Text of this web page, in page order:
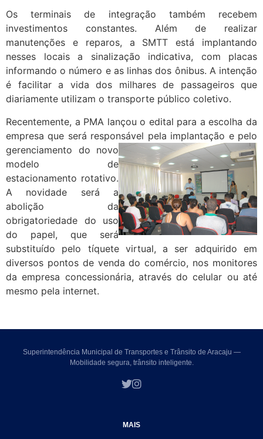
Os terminais de integração também recebem
investimentos constantes. Além de realizar
manutenções e reparos, a SMTT está implantando
nesses locais a sinalização indicativa, com placas
informando o número e as linhas dos ônibus. A intenção
é facilitar a vida dos milhares de passageiros que
diariamente utilizam o transporte público coletivo.
Recentemente, a PMA lançou o edital para a escolha da
empresa que será responsável pela implantação e pelo
gerenciamento do novo
modelo de
estacionamento rotativo.
A novidade será a
abolição da
obrigatoriedade do uso
do papel, que será
substituído pelo tíquete virtual, a ser adquirido em
diversos pontos de venda do comércio, nos monitores
da empresa concessionária, através do celular ou até
mesmo pela internet.
Superintendência Municipal de Transportes e Trânsito de Aracaju —
Mobilidade segura, trânsito inteligente.
MAIS